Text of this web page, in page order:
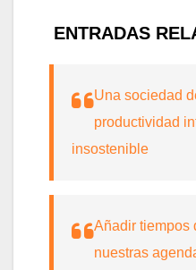
ENTRADAS
Una sociedad
productividad
insostenible
Añadir tiempos
nuestras